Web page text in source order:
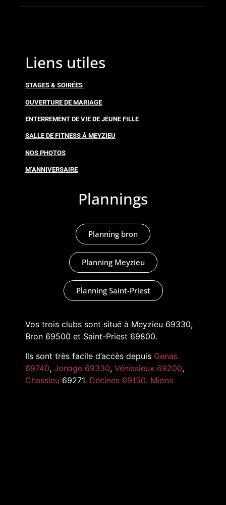
Liens utiles
STAGES & SOIRÉES
OUVERTURE DE MARIAGE
ENTERREMENT DE VIE DE JEUNE FILLE
SALLE DE FITNESS À MEYZIEU
NOS PHOTOS
M’ANNIVERSAIRE
Plannings
Planning bron
Planning Meyzieu
Planning Saint-Priest
Vos trois clubs sont situé à Meyzieu 69330,
Bron 69500 et Saint-Priest 69800.
Ils sont très facile d’accès depuis Genas
69740, Jonage 69330, Vénissieux 69200,
Chassieu 69271, Décines 69150, Mions